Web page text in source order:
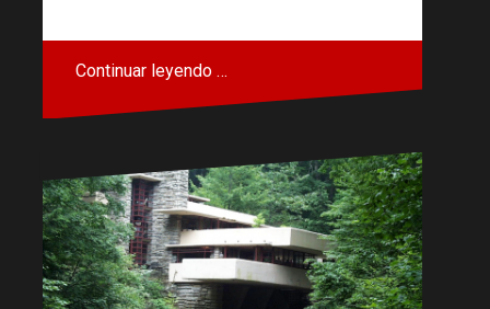
Continuar leyendo …